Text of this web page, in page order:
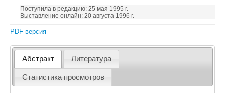
Поступила в редакцию: 25 мая 1995 г.
Выставление онлайн: 20 августа 1996 г.
PDF версия
Абстракт Литература
Статистика просмотров